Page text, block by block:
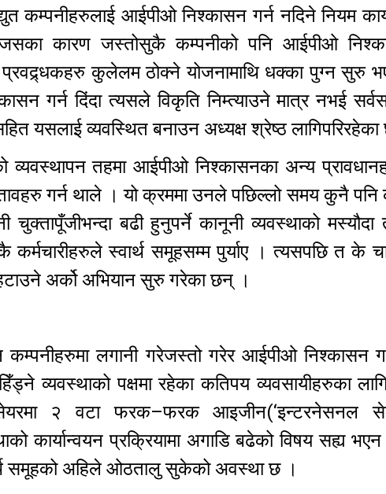
कम्पनीहरुलाई आईपीओ निश्कासन गर्न नदिने नियम
कारण जस्तोसुकै कम्पनीको पनि आईपीओ
प्रवद्र्धकहरु कुलेलम ठोक्ने योजनामाथि धक्का पुग्न सुरु
गर्न दिंदा त्यसले विकृति निम्त्याउने मात्र नभई
यसलाई व्यवस्थित बनाउन अध्यक्ष श्रेष्ठ
व्यवस्थापन तहमा आईपीओ निश्कासनका अन्य
गर्न थाले । यो क्रममा उनले पछिल्लो समय कुनै पनि
बढी हुनुपर्ने कानूनी व्यवस्थाको मस्यौदा
स्वार्थ समूहसम्म पुर्याए । त्यसपछि त के
अर्को अभियान सुरु गरेका छन् ।
कम्पनीहरुमा लगानी गरेजस्तो गरेर आईपीओ निश्कासन
व्यवस्थाको पक्षमा रहेका कतिपय व्यवसायीहरुका
२ वटा फरक–फरक आइजीन(‘इन्टरनेसनल
कार्यान्वयन प्रक्रियामा अगाडि बढेको विषय सह्य भएन
समूहको अहिले ओठतालु सुकेको अवस्था छ ।